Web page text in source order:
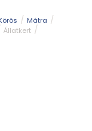
Mátra
Állatkert